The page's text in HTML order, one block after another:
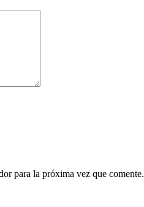
para la próxima vez que comente.